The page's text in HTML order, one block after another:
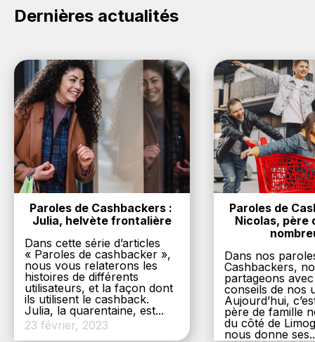
Dernières actualités
Paroles de Cashbackers :
Julia, helvète frontalière
Dans cette série d’articles
« Paroles de cashbacker »,
nous vous relaterons les
histoires de différents
utilisateurs, et la façon dont
ils utilisent le cashback.
Julia, la quarentaine, est...
23 février, 2023
Paroles de
Nicolas, père
Dans nos
Cashbackers,
partageons
conseils de nos
Aujourd’hui,
père de famille
du côté de
nous donne